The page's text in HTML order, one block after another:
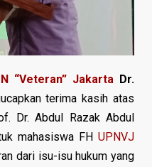
“Veteran” Jakarta Dr.
terima kasih atas
Dr. Abdul Razak Abdul
mahasiswa FH UPNVJ
dari isu-isu hukum yang